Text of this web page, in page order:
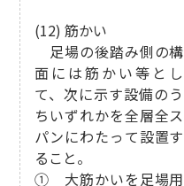
(12) 筋かい
足場の後踏み側の構
面には筋かい等とし
て、次に示す設備のう
ちいずれかを全層全ス
パンにわたって設置す
ること。
① 大筋かいを足場用